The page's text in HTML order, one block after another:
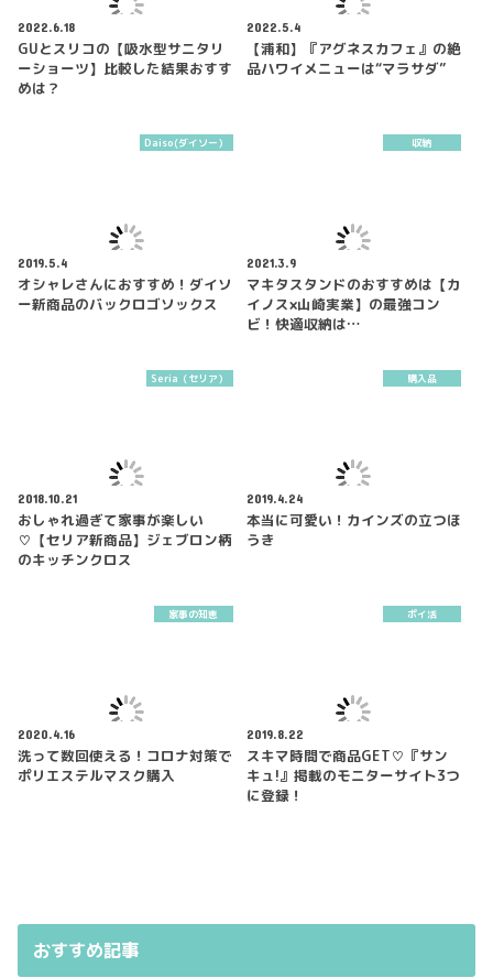
2022.6.18
GUとスリコの【吸水型サニタリ
ーショーツ】比較した結果おすす
めは？
2022.5.4
【浦和】『アグネスカフェ』の絶
品ハワイメニューは“マラサダ”
Daiso(ダイソー）
2019.5.4
オシャレさんにおすすめ！ダイソ
ー新商品のバックロゴソックス
収納
2021.3.9
マキタスタンドのおすすめは【カ
イノス×山崎実業】の最強コン
ビ！快適収納は…
Seria（セリア）
2018.10.21
おしゃれ過ぎて家事が楽しい
♡【セリア新商品】ジェブロン柄
のキッチンクロス
購入品
2019.4.24
本当に可愛い！カインズの立つほ
うき
家事の知恵
2020.4.16
洗って数回使える！コロナ対策で
ポリエステルマスク購入
ポイ活
2019.8.22
スキマ時間で商品GET♡『サン
キュ!』掲載のモニターサイト3つ
に登録！
おすすめ記事